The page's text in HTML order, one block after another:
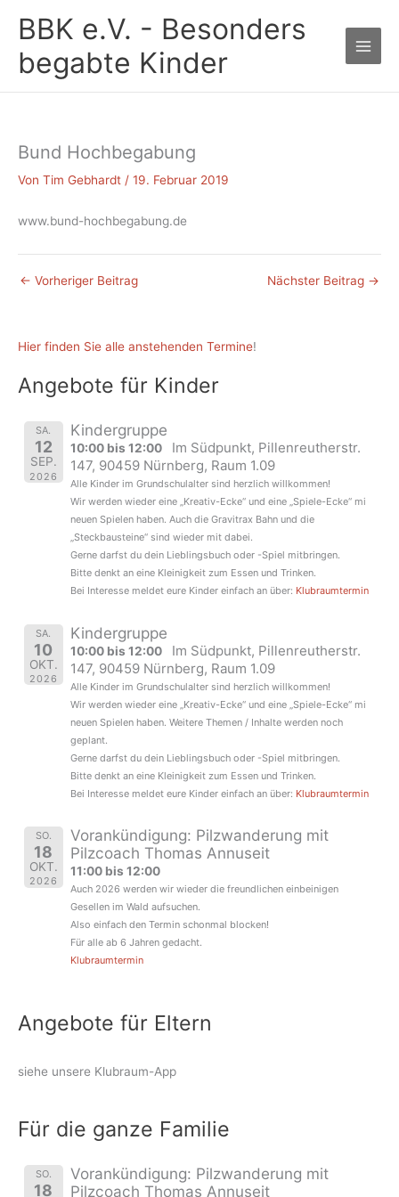
Inhalt
springen
BBK e.V. - Besonders
begabte Kinder
Bund Hochbegabung
Von Tim Gebhardt / 19. Februar 2019
www.bund-hochbegabung.de
← Vorheriger Beitrag Nächster Beitrag →
Hier finden Sie alle anstehenden Termine!
Angebote für Kinder
SA.
12
SEP.
2026
Kindergruppe
10:00 bis 12:00
Im Südpunkt, Pillenreutherstr.
147, 90459 Nürnberg, Raum 1.09
Alle Kinder im Grundschulalter sind herzlich willkommen!
Wir werden wieder eine „Kreativ-Ecke“ und eine „Spiele-Ecke“ mi
neuen Spielen haben. Auch die Gravitrax Bahn und die
„Steckbausteine“ sind wieder mit dabei.
Gerne darfst du dein Lieblingsbuch oder -Spiel mitbringen.
Bitte denkt an eine Kleinigkeit zum Essen und Trinken.
Bei Interesse meldet eure Kinder einfach an über: Klubraumtermin
SA.
10
OKT.
2026
Kindergruppe
10:00 bis 12:00
Im Südpunkt, Pillenreutherstr.
147, 90459 Nürnberg, Raum 1.09
Alle Kinder im Grundschulalter sind herzlich willkommen!
Wir werden wieder eine „Kreativ-Ecke“ und eine „Spiele-Ecke“ mi
neuen Spielen haben. Weitere Themen / Inhalte werden noch
geplant.
Gerne darfst du dein Lieblingsbuch oder -Spiel mitbringen.
Bitte denkt an eine Kleinigkeit zum Essen und Trinken.
Bei Interesse meldet eure Kinder einfach an über: Klubraumtermin
SO.
18
OKT.
2026
Vorankündigung: Pilzwanderung mit
Pilzcoach Thomas Annuseit
11:00 bis 12:00
Auch 2026 werden wir wieder die freundlichen einbeinigen
Gesellen im Wald aufsuchen.
Also einfach den Termin schonmal blocken!
Für alle ab 6 Jahren gedacht.
Klubraumtermin
Angebote für Eltern
siehe unsere Klubraum-App
Für die ganze Familie
SO.
18
Vorankündigung: Pilzwanderung mit
Pilzcoach Thomas Annuseit